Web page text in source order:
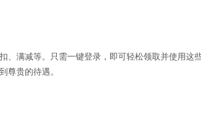
、满减等。只需一键登录，即可轻松领取并使用这
尊贵的待遇。